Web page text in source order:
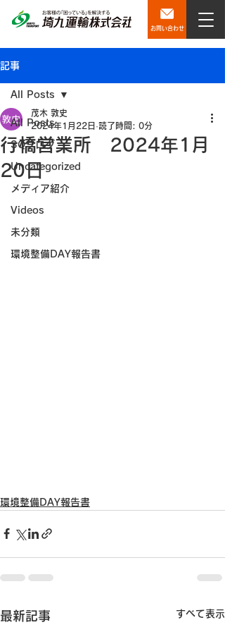
お問い合わせ
記事
All Posts
SQブログ
Uncategorized
メディア紹介
Videos
未分類
環境整備DAY報告書
All Posts
行橋営業所 2024年1月
20日
茂木 敦史
2024年1月22日 読了時間: 0分
環境整備DAY報告書
最新記事 すべて表示